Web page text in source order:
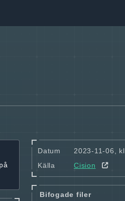
Datum
2023-11-06,
Källa
Cision
Bifogade filer